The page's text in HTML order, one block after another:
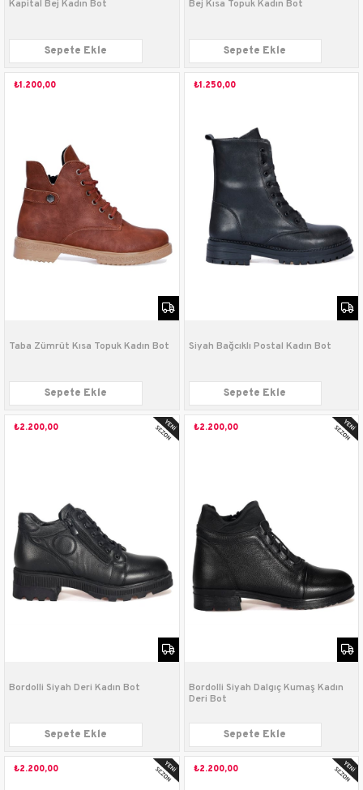
Kapital Bej Kadın Bot
Sepete Ekle
Bej Kısa Topuk Kadın Bot
Sepete Ekle
Taba Zümrüt Kısa Topuk Kadın Bot
₺1.200,00
Sepete Ekle
Siyah Bağcıklı Postal Kadın Bot
₺1.250,00
Sepete Ekle
Bordolli Siyah Deri Kadın Bot
₺2.200,00
Sepete Ekle
Bordolli Siyah Dalgıç Kumaş Kadın
Deri Bot
₺2.200,00
Sepete Ekle
₺2.200,00 ₺2.200,00